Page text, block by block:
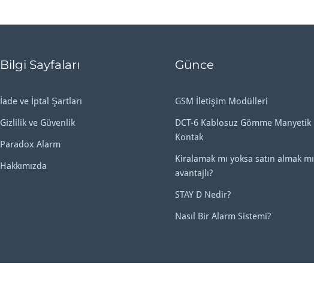
Bilgi Sayfaları
İade ve İptal Şartları
Gizlilik ve Güvenlik
Paradox Alarm
Hakkımızda
Günce
GSM İletişim Modülleri
DCT-6 Kablosuz Gömme Manyetik
Kontak
Kiralamak mı yoksa satın almak mı
avantajlı?
STAY D Nedir?
Nasıl Bir Alarm Sistemi?